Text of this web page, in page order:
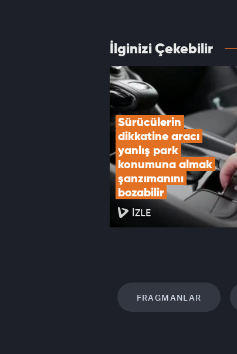
İlginizi Çekebilir
Sürücülerin
dikkatine aracı
yanlış park
konumuna almak
şanzımanını
bozabilir
İZLE
FRAGMANLAR